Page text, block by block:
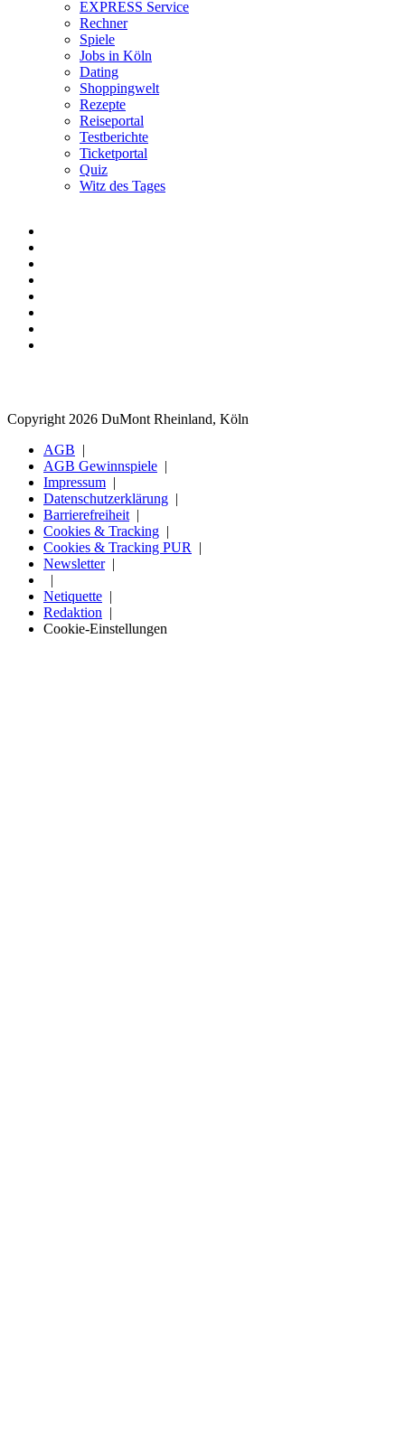
EXPRESS Service
Rechner
Spiele
Jobs in Köln
Dating
Shoppingwelt
Rezepte
Reiseportal
Testberichte
Ticketportal
Quiz
Witz des Tages
Copyright 2026 DuMont Rheinland, Köln
AGB
AGB Gewinnspiele
Impressum
Datenschutzerklärung
Barrierefreiheit
Cookies & Tracking
Cookies & Tracking PUR
Newsletter
Netiquette
Redaktion
Cookie-Einstellungen